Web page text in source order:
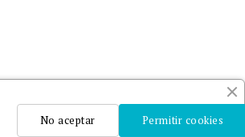
Permitir cookies
No aceptar